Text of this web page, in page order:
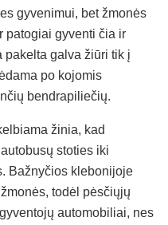
gyvenimui, bet žmonės
patogiai gyventi čia ir
pakelta galva žiūri tik į
po kojomis
bendrapiliečių.
žinia, kad
stoties iki
Bažnyčios klebonijoje
todėl pėsčiųjų
automobiliai, nes